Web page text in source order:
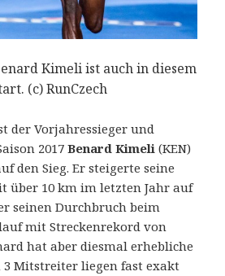
Kimeli ist auch in diesem
(c) RunCzech
der Vorjahressieger und
2017Benard Kimeli (KEN)
den Sieg. Er steigerte seine
über 10 km im letzten Jahr auf
seinen Durchbruch beim
mit Streckenrekord von
hat aber diesmal erhebliche
Mitstreiter liegen fast exakt